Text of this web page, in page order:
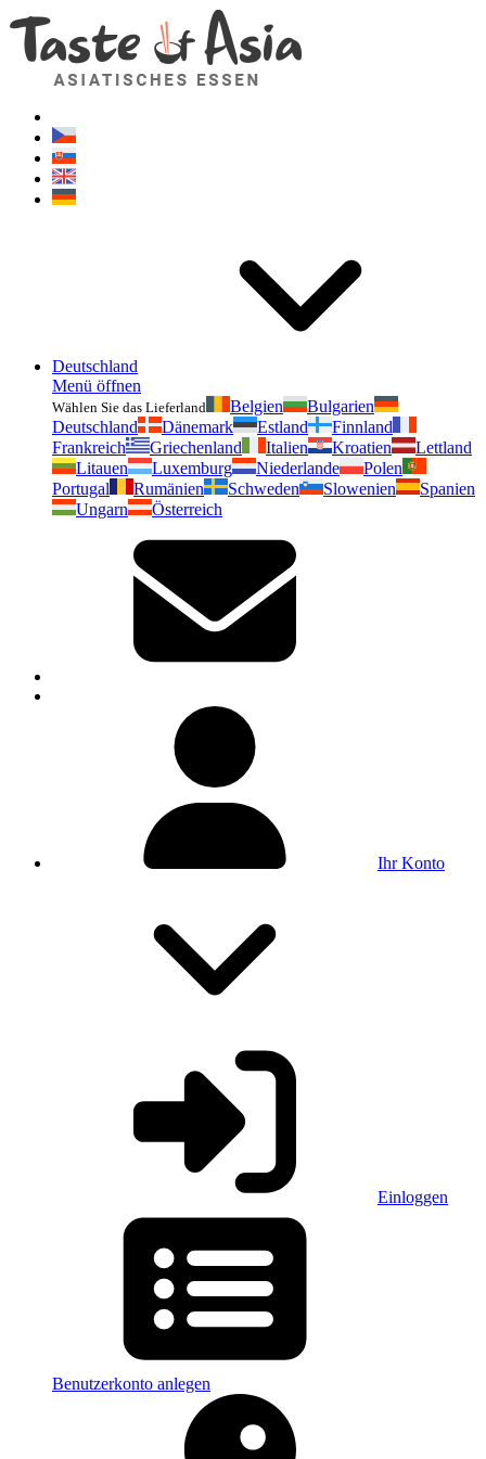
Deutschland
Menü öffnen
Wählen Sie das Lieferland Belgien
Bulgarien
Deutschland
Dänemark Estland
Finnland
Frankreich
Griechenland Italien Kroatien
Lettland
Litauen
Luxemburg Niederlande
Polen
Portugal
Rumänien Schweden Slowenien
Spanien
Ungarn
Österreich
Ihr Konto
Einloggen
Benutzerkonto anlegen
Geschmackvonasien.de
Zögern Sie nicht zu fragen. Ich bin für Sie da!